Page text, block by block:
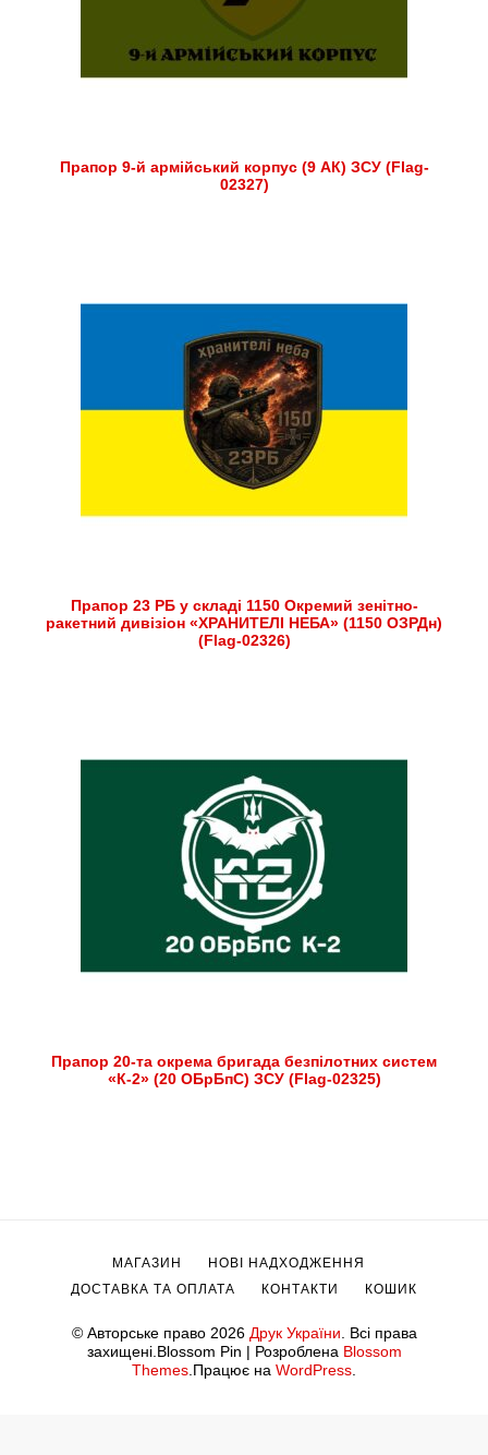
Прапор 9-й армійський корпус (9 АК) ЗСУ (Flag-
02327)
Прапор 23 РБ у складі 1150 Окремий зенітно-
ракетний дивізіон «ХРАНИТЕЛІ НЕБА» (1150 ОЗРДн)
(Flag-02326)
Прапор 20-та окрема бригада безпілотних систем
«К-2» (20 ОБрБпС) ЗСУ (Flag-02325)
© Авторське право 2026 Друк України. Всі права
захищені.Blossom Pin | Розроблена Blossom
Themes.Працює на WordPress.
МАГАЗИН
НОВІ НАДХОДЖЕННЯ
ДОСТАВКА ТА ОПЛАТА
КОНТАКТИ КОШИК